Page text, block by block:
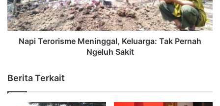
Napi Terorisme Meninggal, Keluarga: Tak Pernah
Ngeluh Sakit
Berita Terkait